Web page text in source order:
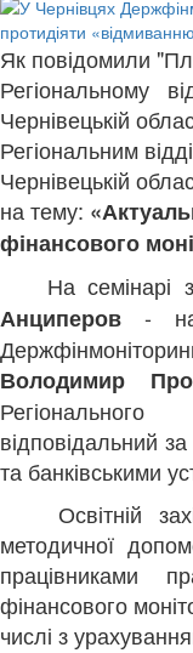
Як повідомили
Регіональному
Чернівецькій
Регіональним
Чернівецькій
на тему:
фінансового
На семінарі
Анциперов -
Володимир
Регіонального
відповідальний
та банківськими
Освітній
методичної
працівниками
фінансового
числі з